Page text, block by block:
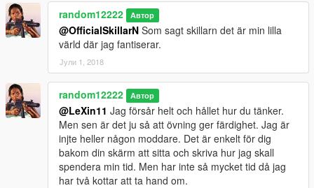
random12222 Автор
@OfficialSkillarN Som sagt skillarn det är min lilla
värld där jag fantiserar.
Јули 1, 2018
random12222 Автор
@LeXin11 Jag försår helt och hållet hur du tänker.
Men sen är det ju så att övning ger färdighet. Jag är
injte heller någon moddare. Det är enkelt för dig
bakom din skärm att sitta och skriva hur jag skall
spendera min tid. Men har inte så mycket tid då jag
har två kottar att ta hand om.